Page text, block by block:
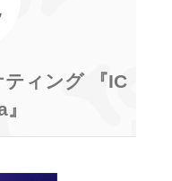
ティング 『IC